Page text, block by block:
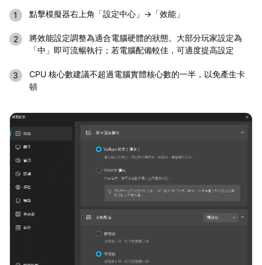
點擊模擬器右上角「設定中心」→「效能」
將效能設定調整為適合電腦硬體的狀態。大部分玩家設定為
「中」即可流暢執行；若電腦配備較佳，可適度提高設定
CPU 核心數建議不超過電腦實體核心數的一半，以免產生卡
頓